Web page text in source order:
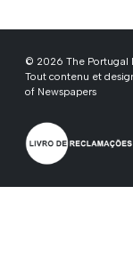
© 2026 The Portugal
Tout contenu et
of Newspapers